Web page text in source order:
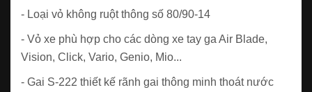
- Loại vỏ không ruột thông số 80/90-14
- Vỏ xe phù hợp cho các dòng xe tay ga Air Blade,
Vision, Click, Vario, Genio, Mio...
- Gai S-222 thiết kế rãnh gai thông minh thoát nước